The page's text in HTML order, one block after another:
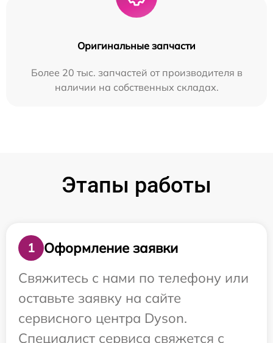
Оригинальные запчасти
Более 20 тыс. запчастей от производителя в
наличии на собственных складах.
Этапы работы
1
Оформление заявки
Свяжитесь с нами по телефону или
оставьте заявку на сайте
сервисного центра Dyson.
Специалист сервиса свяжется с